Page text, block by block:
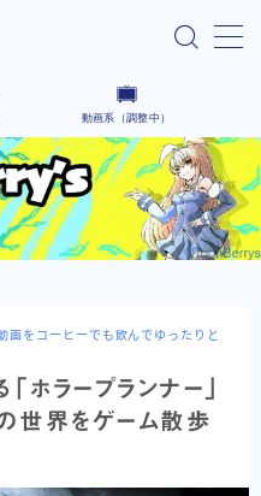
る話題のゲーム- 気になるニュースや気になったYoutubeなどを語っていく場所です。
コーヒーでも飲んで
ざまなクリエイティブな作品を語るないようです。
動画系（調整中）
をコーヒーでも飲んでゆったりと
ホラープランナー」
世界をゲーム散歩